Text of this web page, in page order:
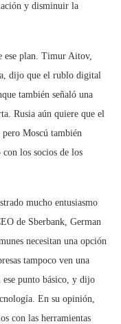
y disminuir la
ese plan. Timur Aitov,
dijo que el rublo digital
también señaló una
Rusia aún quiere que el
Moscú también
los socios de los
mucho entusiasmo
de Sberbank, German
necesitan una opción
tampoco ven una
ese punto básico, y dijo
En su opinión,
con las herramientas